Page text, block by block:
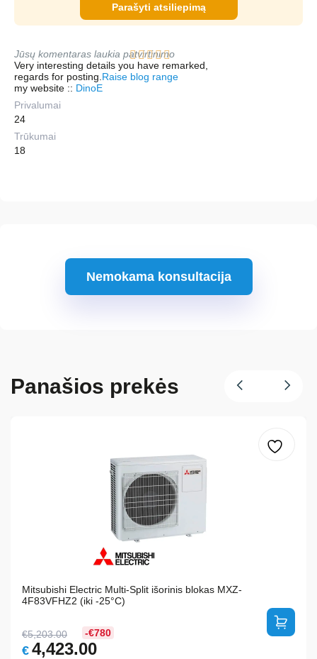
Parašyti atsiliepimą
Jūsų komentaras laukia patvirtinimo
Very interesting details you have remarked,
regards for posting. Raise blog range
my website :: DinoE
Privalumai
24
Trūkumai
18
Nemokama konsultacija
Panašios prekės
Mitsubishi Electric Multi-Split išorinis blokas MXZ-
4F83VFHZ2 (iki -25°C)
-€780
€5,203.00
Original
€ 4,423.00Current